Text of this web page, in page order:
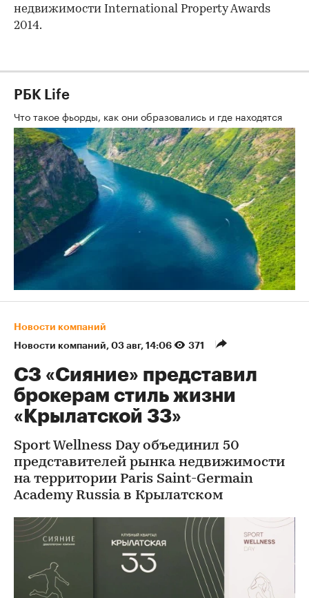
недвижимости International Property Awards
2014.
РБК Life
Что такое фьорды, как они образовались и где находятся
Новости компаний
Новости компаний⁠, 03 авг, 14:06 371
СЗ «Сияние» представил
брокерам стиль жизни
«Крылатской 33»
Sport Wellness Day объединил 50
представителей рынка недвижимости
на территории Paris Saint-Germain
Academy Russia в Крылатском